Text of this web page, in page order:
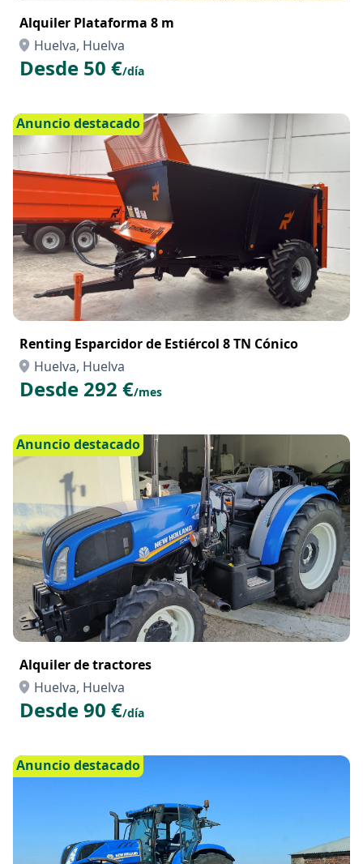
Alquiler Plataforma 8 m
Huelva, Huelva
Desde 50 €/día
Anuncio destacado
Renting Esparcidor de Estiércol 8 TN Cónico
Huelva, Huelva
Desde 292 €/mes
Anuncio destacado
Alquiler de tractores
Huelva, Huelva
Desde 90 €/día
Anuncio destacado